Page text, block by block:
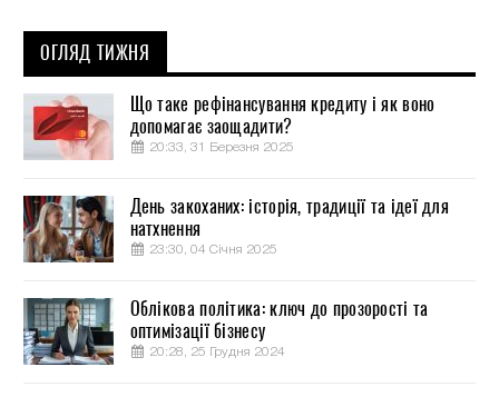
ОГЛЯД ТИЖНЯ
Що таке рефінансування кредиту і як воно
допомагає заощадити?
20:33, 31 Березня 2025
День закоханих: історія, традиції та ідеї для
натхнення
23:30, 04 Січня 2025
Облікова політика: ключ до прозорості та
оптимізації бізнесу
20:28, 25 Грудня 2024